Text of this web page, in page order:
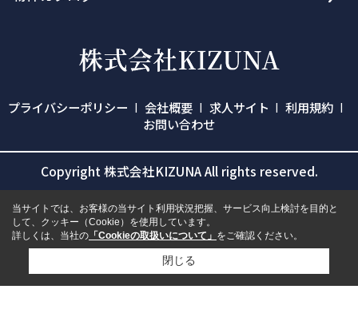
プライバシーポリシー 会社概要 求人サイト
利用規約
お問い合わせ
Copyright 株式会社KIZUNA All rights reserved.
当サイトでは、お客様の当サイト利用状況把握、サービス向上検討を目的と
して、クッキー（Cookie）を使用しています。
詳しくは、当社の 「Cookieの取扱いについて」 をご確認ください。
閉じる